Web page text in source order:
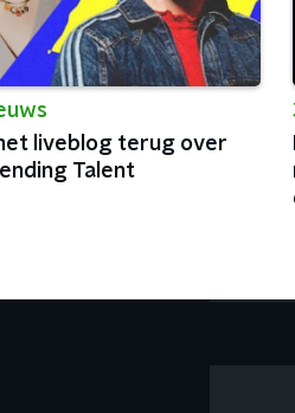
liveblog terug over
Talent